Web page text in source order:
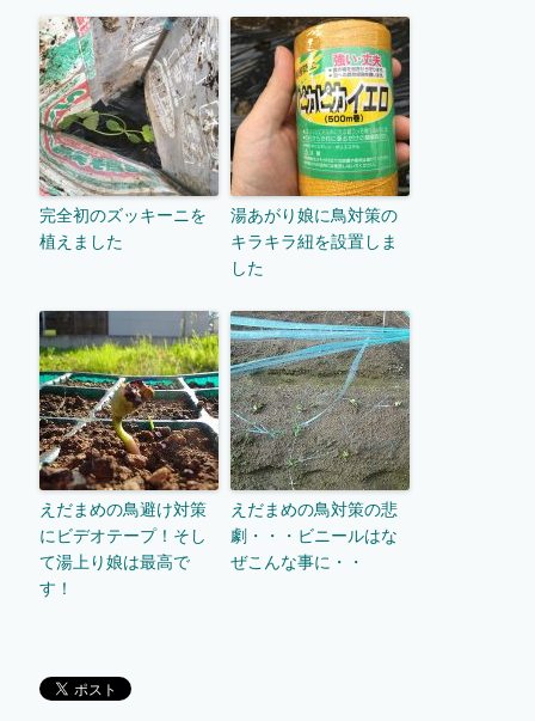
完全初のズッキーニを
植えました
湯あがり娘に鳥対策の
キラキラ紐を設置しま
した
えだまめの鳥避け対策
にビデオテープ！そし
て湯上り娘は最高で
す！
えだまめの鳥対策の悲
劇・・・ビニールはな
ぜこんな事に・・